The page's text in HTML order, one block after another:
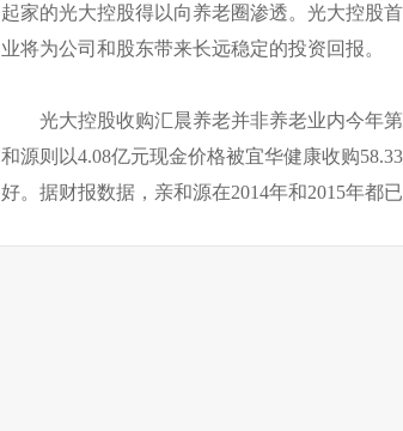
起家的光大控股得以向养老圈渗透。光大控股
业将为公司和股东带来长远稳定的投资回报。
光大控股收购汇晨养老并非养老业内今年
和源则以4.08亿元现金价格被宜华健康收购
好。据财报数据，亲和源在2014年和2015年都